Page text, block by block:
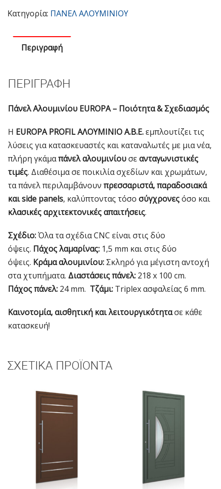
Inox
Κατηγορία: ΠΑΝΕΛ ΑΛΟΥΜΙΝΙΟΥ
Περιγραφή
ΠΕΡΙΓΡΑΦΉ
Πάνελ Αλουμινίου EUROPA – Ποιότητα & Σχεδιασμός
Η EUROPA PROFIL ΑΛΟΥΜΙΝΙΟ Α.Β.Ε.εμπλουτίζει τις
λύσεις για κατασκευαστές και καταναλωτές με μια νέα,
πλήρη γκάμαπάνελ αλουμινίουσεανταγωνιστικές
τιμές. Διαθέσιμα σε ποικιλία σχεδίων και χρωμάτων,
τα πάνελ περιλαμβάνουν πρεσσαριστά, παραδοσιακά
και side panels, καλύπτοντας τόσο σύγχρονεςόσο και
κλασικές αρχιτεκτονικές απαιτήσεις.
Σχέδιο:Όλα τα σχέδια CNC είναι στις δύο
όψεις. Πάχος λαμαρίνας: 1,5 mm και στις δύο
όψεις. Κράμα αλουμινίου: Σκληρό για μέγιστη αντοχή
στα χτυπήματα. Διαστάσεις πάνελ: 218 x 100 cm.
Πάχος πάνελ: 24 mm. Τζάμι: Triplex ασφαλείας 6 mm.
Καινοτομία, αισθητική και λειτουργικότητασε κάθε
κατασκευή!
ΣΧΕΤΙΚΆ ΠΡΟΪΌΝΤΑ